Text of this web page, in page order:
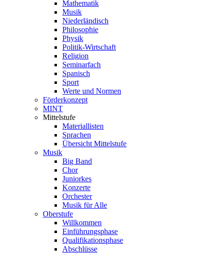
Mathematik
Musik
Niederländisch
Philosophie
Physik
Politik-Wirtschaft
Religion
Seminarfach
Spanisch
Sport
Werte und Normen
Förderkonzept
MINT
Mittelstufe
Materiallisten
Sprachen
Übersicht Mittelstufe
Musik
Big Band
Chor
Juniorkes
Konzerte
Orchester
Musik für Alle
Oberstufe
Willkommen
Einführungsphase
Qualifikationsphase
Abschlüsse